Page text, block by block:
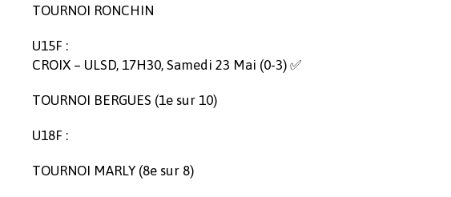
TOURNOI RONCHIN
U15F :
CROIX – ULSD, 17H30, Samedi 23 Mai (0-3) ✅
TOURNOI BERGUES (1e sur 10)
U18F :
TOURNOI MARLY (8e sur 8)